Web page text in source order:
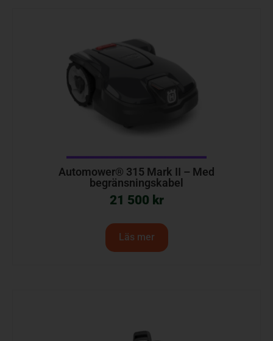
Automower® 315 Mark II – Med
begränsningskabel
21 500 kr
Läs mer